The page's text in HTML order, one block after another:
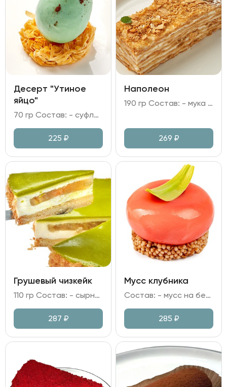
Десерт "Утиное
яйцо"
70 гр Состав: - суфле "птичье молоко"; - желток из облепихи; - глазурь из белого шоколада и какао; - тесто Фило; - сахар; краситель; сахарный сироп.
225 ₽
Наполеон
190 гр Состав: - мука пшеничная; - масло сливочное; - яйцо куриное; - сахар; соль; уксус; молоко; сливки; - паста ванильная; крахмал кукурузный.
269 ₽
Грушевый чизкейк
110 гр Состав: - сырно-сливочный мусс; - джем грушевый; соленая карамель; - яйцо куриное; сливочное масло; - желатиновая масса; краситель; - песочная основа.
287 ₽
Мусс клубника
Состав: - мусс на белом шоколаде и сливках с начинкой из компоте клубники; - основа из молочного шоколада и рисовых шариков; - глазурью на основе клубничного пюре.
285 ₽